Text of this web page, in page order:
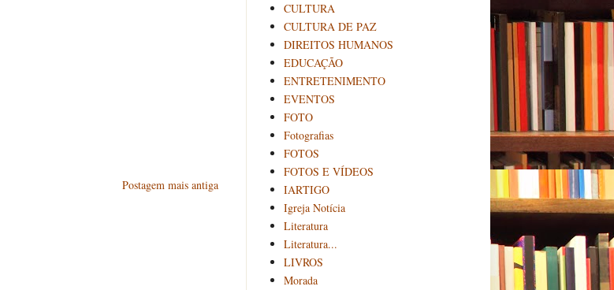
Postagem mais antiga
CULTURA
CULTURA DE PAZ
DIREITOS HUMANOS
EDUCAÇÃO
ENTRETENIMENTO
EVENTOS
FOTO
Fotografias
FOTOS
FOTOS E VÍDEOS
IARTIGO
Igreja Notícia
Literatura
Literatura...
LIVROS
Morada